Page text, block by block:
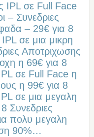
IPL σε Full Face
– Συνεδριες
– 29€ για 8
σε μια μικρη
Αποτριχωσης
η 69€ για 8
σε Full Face η
η 99€ για 8
σε μια μεγαλη
Συνεδριες
πολυ μεγαλη
90%…